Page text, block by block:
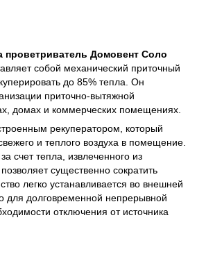
проветриватель Домовент Соло
собой механический приточный
до 85% тепла. Он
приточно-вытяжной
домах и коммерческих помещениях.
рекуператором, который
и теплого воздуха в помещение.
счет тепла, извлеченного из
существенно сократить
легко устанавливается во внешней
для долговременной непрерывной
отключения от источника